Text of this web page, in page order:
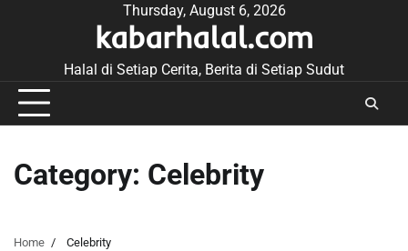
Thursday, August 6, 2026
kabarhalal.com
Halal di Setiap Cerita, Berita di Setiap Sudut
Category: Celebrity
Home Celebrity